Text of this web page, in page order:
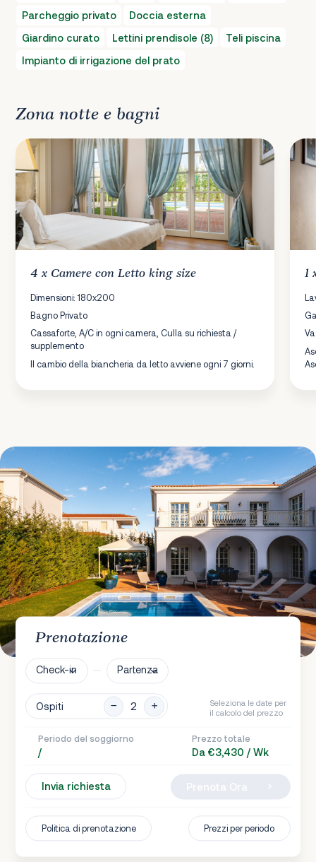
Parcheggio privato
Doccia esterna
Giardino curato
Lettini prendisole (8)
Teli piscina
Impianto di irrigazione del prato
Zona notte e bagni
4 x Camere con Letto king size
Dimensioni: 180x200
Bagno Privato
Cassaforte, A/C in ogni camera, Culla su richiesta /
supplemento
Il cambio della biancheria da letto avviene ogni 7 giorni.
1
Prenotazione
Check-in Partenza
Ospiti
Seleziona le date per
il calcolo del prezzo
Periodo del soggiorno
/
Prezzo totale
Da €3,430 / Wk
Invia richiesta
Politica di prenotazione Prezzi per periodo